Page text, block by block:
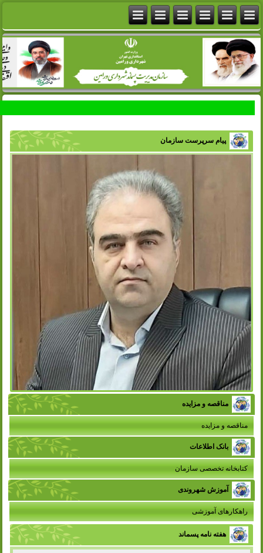
پیام سرپرست سازمان
مناقصه و مزایده
مناقصه و مزایده
بانک اطلاعات
کتابخانه تخصصی سازمان
آموزش شهروندی
راهکارهای آموزشی
هفته نامه پسماند